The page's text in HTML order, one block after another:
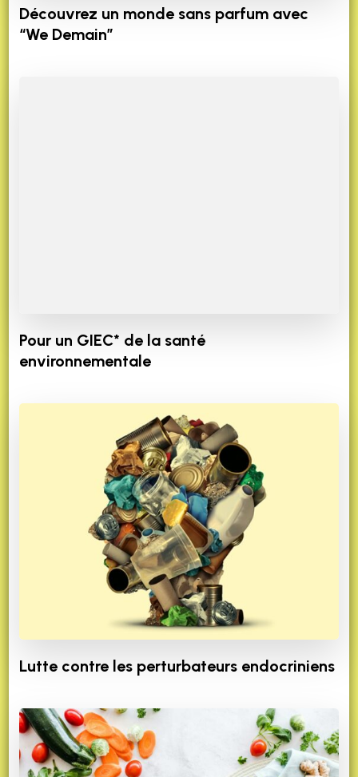
Découvrez un monde sans parfum avec
“We Demain”
Pour un GIEC* de la santé
environnementale
Lutte contre les perturbateurs endocriniens